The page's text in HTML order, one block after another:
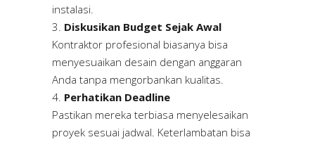
instalasi.
Diskusikan Budget Sejak Awal
Kontraktor profesional biasanya bisa
menyesuaikan desain dengan anggaran
Anda tanpa mengorbankan kualitas.
Perhatikan Deadline
Pastikan mereka terbiasa menyelesaikan
proyek sesuai jadwal. Keterlambatan bisa